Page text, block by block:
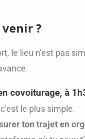
?
le lieu n’est pas
covoiturage, à
le plus simple.
ton trajet en